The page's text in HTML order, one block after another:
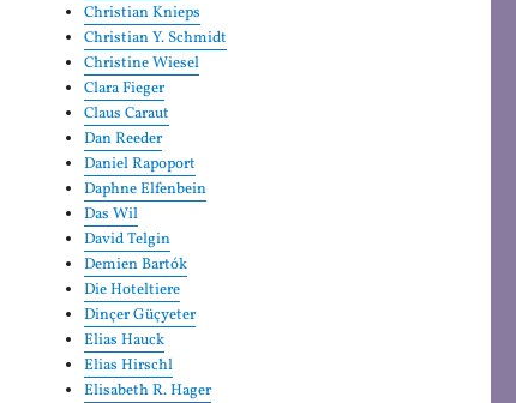
Christian Knieps
Christian Y. Schmidt
Christine Wiesel
Clara Fieger
Claus Caraut
Dan Reeder
Daniel Rapoport
Daphne Elfenbein
Das Wil
David Telgin
Demien Bartók
Die Hoteltiere
Dinçer Güçyeter
Elias Hauck
Elias Hirschl
Elisabeth R. Hager